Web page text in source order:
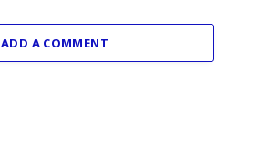
ADD A COMMENT